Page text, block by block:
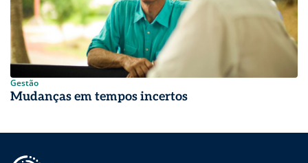
Gestão
Mudanças em tempos incertos